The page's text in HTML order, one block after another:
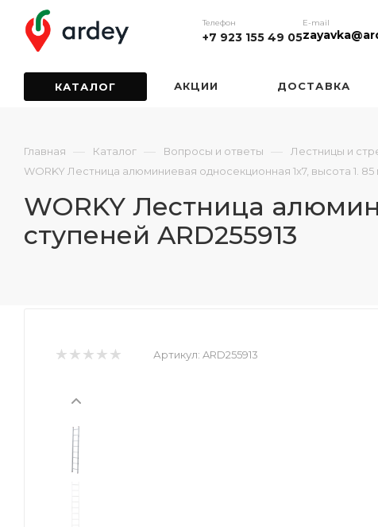
Телефон
+7 923 155 49 05
E-mail
КАТАЛОГ АКЦИИ ДОСТАВКА
Главная — Каталог — Вопросы и ответы — Лестницы и
WORKY Лестница алюминиевая односекционная 1x7, высота 1. 85
WORKY Лестница
ступеней ARD255913
Артикул: ARD255913